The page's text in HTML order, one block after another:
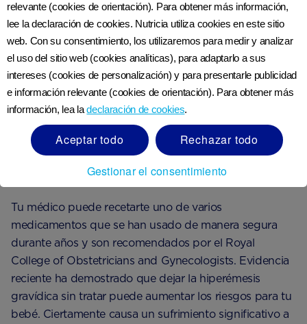
Sientes muchas náuseas casi todo el tiempo y eso
te impide comer y/o beber.
Pierdes más del cinco por ciento de tu peso antes
del embarazo.
Vomitas más de tres veces al día durante más de
tres días.
Tratamiento de la hiperémesis gravídica
Tu médico puede recetarte uno de varios
medicamentos que se han usado de manera segura
durante años y son recomendados por el Royal
College of Obstetricians and Gynecologists. Evidencia
reciente ha demostrado que dejar la hiperémesis
gravídica sin tratar puede aumentar los riesgos para tu
bebé. Ciertamente causa un sufrimiento significativo a
relevante (cookies de orientación). Para obtener más información,
lee la declaración de cookies. Nutricia utiliza cookies en este sitio
web. Con su consentimiento, los utilizaremos para medir y analizar
el uso del sitio web (cookies analíticas), para adaptarlo a sus
intereses (cookies de personalización) y para presentarle publicidad
e información relevante (cookies de orientación). Para obtener más
información, lea ladeclaración de cookies.
Aceptar todo
Rechazar todo
Gestionar el consentimiento